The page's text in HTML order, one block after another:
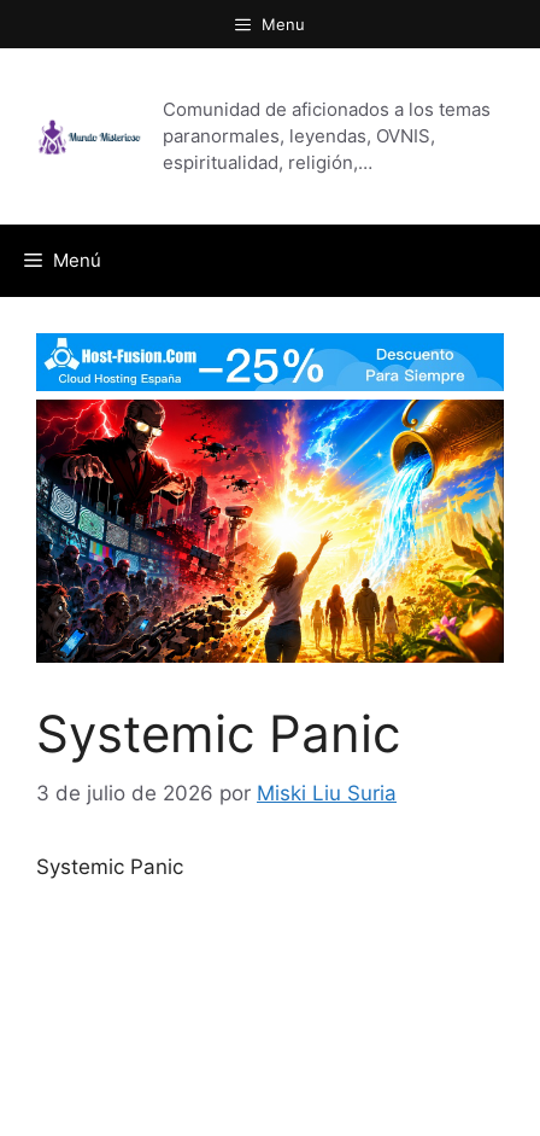
al
Menu
Comunidad de aficionados a los temas
paranormales, leyendas, OVNIS,
espiritualidad, religión,…
Menú
Systemic Panic
3 de julio de 2026 por Miski Liu Suria
Systemic Panic